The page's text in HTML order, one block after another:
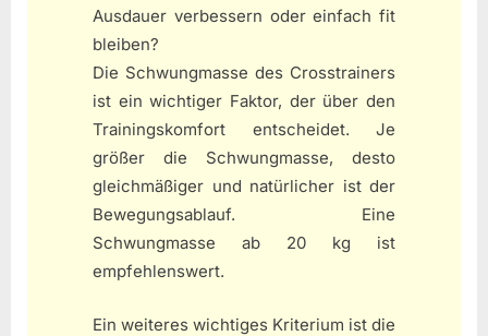
Ausdauer verbessern oder einfach fit
bleiben?
Die Schwungmasse des Crosstrainers
ist ein wichtiger Faktor, der über den
Trainingskomfort entscheidet. Je
größer die Schwungmasse, desto
gleichmäßiger und natürlicher ist der
Bewegungsablauf. Eine
Schwungmasse ab 20 kg ist
empfehlenswert.
Ein weiteres wichtiges Kriterium ist die